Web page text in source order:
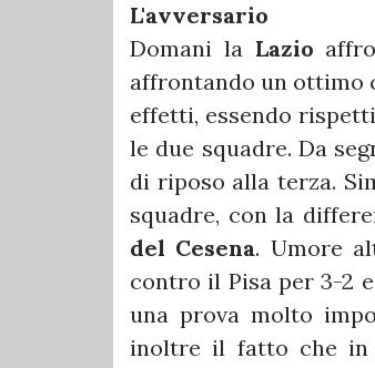
L'avversario
Domani la Lazio
affrontando un ottimo
effetti, essendo
le due squadre. Da
di riposo alla terza.
squadre, con la
del Cesena. Umore
contro il Pisa per 3-2
una prova molto
inoltre il fatto che in